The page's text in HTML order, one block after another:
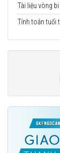
Tài liệu vòng
Tính toán tuổi